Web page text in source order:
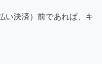
い決済）前であれば、キ